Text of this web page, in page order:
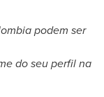
podem ser
do seu perfil na